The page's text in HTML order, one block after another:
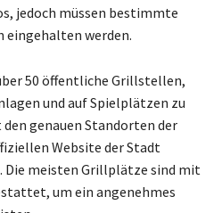
jedoch müssen bestimmte
eingehalten werden.
50 öffentliche Grillstellen,
und auf Spielplätzen zu
genauen Standorten der
Website der Stadt
Die meisten Grillplätze sind mit
um ein angenehmes